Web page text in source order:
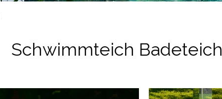
Schwimmteich Badeteich